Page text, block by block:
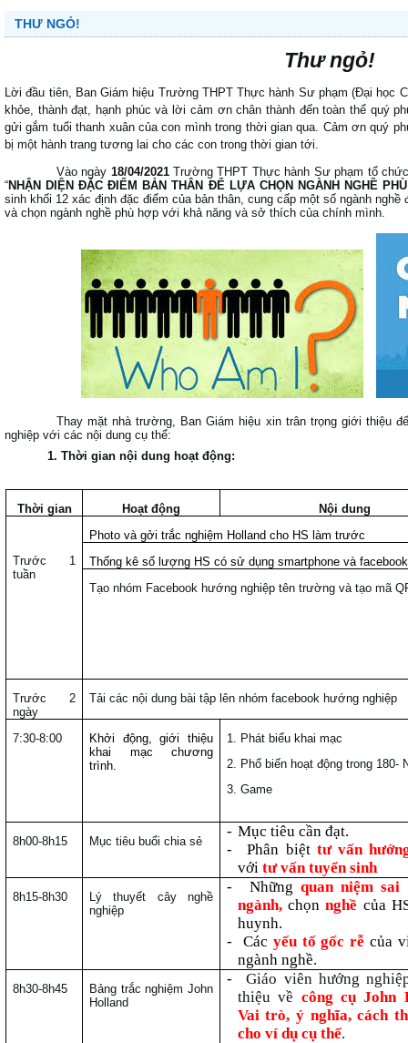
THƯ NGỎ!
Thư ngỏ!
Lời đầu tiên, Ban Giám hiệu Trường THPT Thực hành Sư phạm (Đại học
khỏe, thành đạt, hạnh phúc và lời cảm ơn chân thành đến toàn thể quý
gửi gắm tuổi thanh xuân của con mình trong thời gian qua. Cảm ơn quý
bị một hành trang tương lai cho các con trong thời gian tới.
Vào ngày 18/04/2021Trường THPT Thực hành Sư phạm tổ
“NHẬN DIỆN ĐẶC ĐIỂM BẢN THÂN ĐỂ LỰA CHỌN NGÀNH NGHỀ
sinh khối 12 xác định đặc điểm của bản thân, cung cấp một số ngành nghề
và chọn ngành nghề phù hợp với khả năng và sở thích của chính mình.
Thay mặt nhà trường, Ban Giám hiệu xin trân trọng giới thiệu
nghiệp với các nội dung cụ thể:
1. Thời gian nội dung hoạt động:
Thời gian Hoạt động Nội dung
Trước 1
tuần
Photo và gởi trắc nghiệm Holland cho HS làm trước
Thống kê số lượng HS có sử dụng smartphone và
Tạo nhóm Facebook hướng nghiệp tên trường và tạo mã
Trước 2
ngày
Tải các nội dung bài tập lên nhóm facebook hướng nghiệp
7:30-8:00
Khởi động, giới thiệu
khai mạc chương
trình.
1. Phát biểu khai mạc
2. Phổ biến hoạt động trong 180-
3. Game
8h00-8h15 Mục tiêu buổi chia sẻ
- Mục tiêu cần đạt.
-
Phân biệt tư vấn
với tư vấn tuyển sinh
8h15-8h30
Lý thuyết cây nghề
nghiệp
- Những quan niệm sai
ngành,chọnnghề của
huynh.
-
Các yếu tố gốc rễ của
ngành nghề.
8h30-8h45
Bảng trắc nghiệm John
Holland
-
Giáo viên hướng
thiệu về công cụ John
Vai trò, ý nghĩa, cách
cho ví dụ cụ thể.